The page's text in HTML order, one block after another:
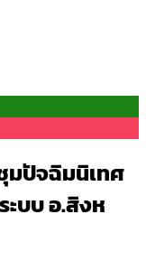
มปัจฉิมนิเทศ
บบ อ.สิงห